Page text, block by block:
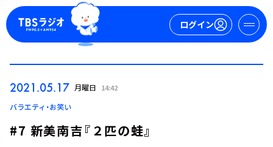
ログイン
ログイン
2021.05.17 月曜日 14:42
バラエティ・お笑い
#7 新美南吉『２匹の蛙』